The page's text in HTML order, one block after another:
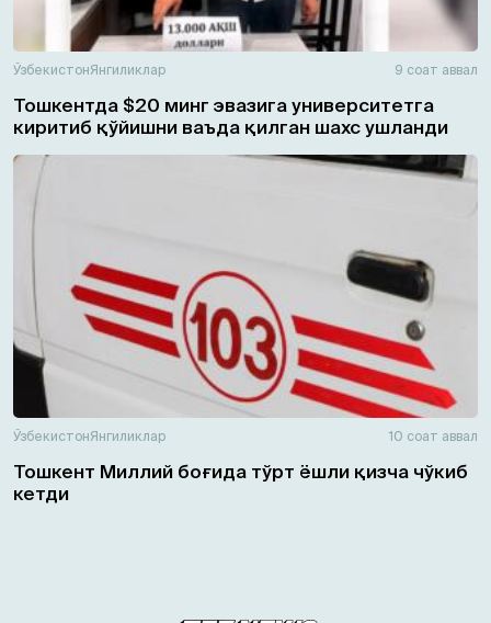
ЎзбекистонЯнгиликлар 9 соат аввал
Тошкентда $20 минг эвазига университетга
киритиб қўйишни ваъда қилган шахс ушланди
ЎзбекистонЯнгиликлар 10 соат аввал
Тошкент Миллий боғида тўрт ёшли қизча чўкиб
кетди